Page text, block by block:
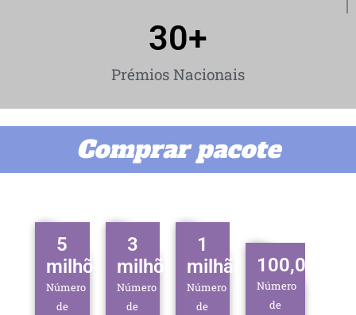
Prémios Nacionais
30+
Comprar pacote
5
milhões
Número
de
3
milhões
Número
de
1
milhão
Número
de
100,000
Número
de